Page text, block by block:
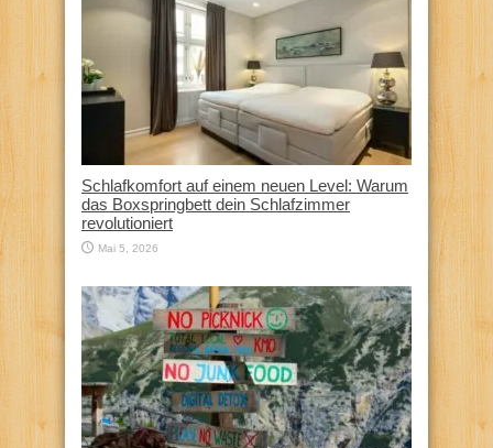
Schlafkomfort auf einem neuen Level: Warum
das Boxspringbett dein Schlafzimmer
revolutioniert
Mai 5, 2026